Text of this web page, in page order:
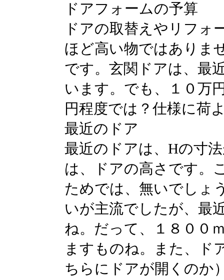
ドアフォームの予算
ドアの取替えやリフォ
ほど高い物ではありま
です。玄関ドアは、最
います。でも、１０万
円程度では？仕様に荷
最近のドア
最近のドアは、Hの寸
は、ドアの高さです。
ためでは、無いでしょ
いが主流でしたが、最
ね。だって、１８００
ますものね。また、ド
ちらにドアが開くのか